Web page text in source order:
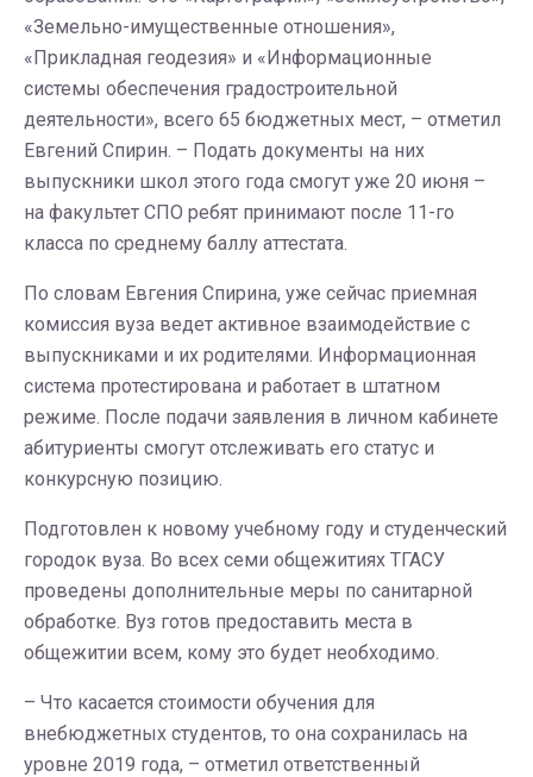
«Земельно-имущественные отношения»,
«Прикладная геодезия» и «Информационные
системы обеспечения градостроительной
деятельности», всего 65 бюджетных мест, – отметил
Евгений Спирин. – Подать документы на них
выпускники школ этого года смогут уже 20 июня –
на факультет СПО ребят принимают после 11-го
класса по среднему баллу аттестата.
По словам Евгения Спирина, уже сейчас приемная
комиссия вуза ведет активное взаимодействие с
выпускниками и их родителями. Информационная
система протестирована и работает в штатном
режиме. После подачи заявления в личном кабинете
абитуриенты смогут отслеживать его статус и
конкурсную позицию.
Подготовлен к новому учебному году и студенческий
городок вуза. Во всех семи общежитиях ТГАСУ
проведены дополнительные меры по санитарной
обработке. Вуз готов предоставить места в
общежитии всем, кому это будет необходимо.
– Что касается стоимости обучения для
внебюджетных студентов, то она сохранилась на
уровне 2019 года, – отметил ответственный